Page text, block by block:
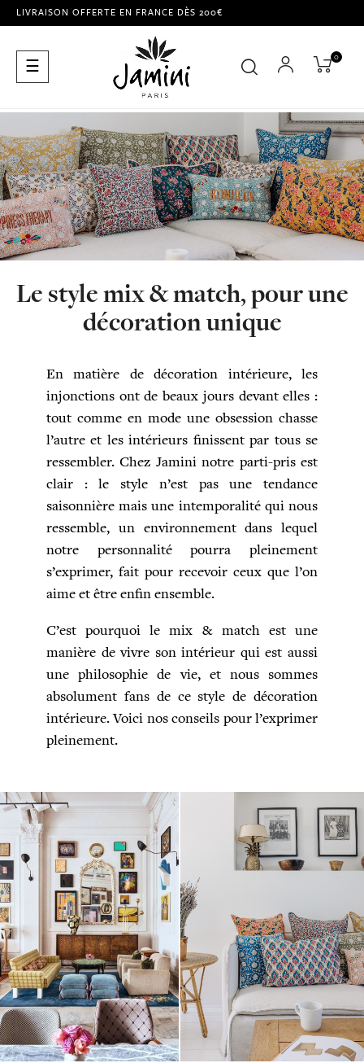
LIVRAISON OFFERTE EN FRANCE DÈS 200€
Basculer
la
☰ 0
Le style mix & match, pour une
décoration unique
En matière de décoration intérieure, les
injonctions ont de beaux jours devant elles :
tout comme en mode une obsession chasse
l’autre et les intérieurs finissent par tous se
ressembler. Chez Jamini notre parti-pris est
clair : le style n’est pas une tendance
saisonnière mais une intemporalité qui nous
ressemble, un environnement dans lequel
notre personnalité pourra pleinement
s’exprimer, fait pour recevoir ceux que l’on
aime et être enfin ensemble.
C’est pourquoi le mix & match est une
manière de vivre son intérieur qui est aussi
une philosophie de vie, et nous sommes
absolument fans de ce style de décoration
intérieure. Voici nos conseils pour l’exprimer
pleinement.